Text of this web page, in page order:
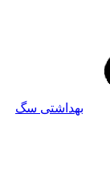
بهداشتی سگ